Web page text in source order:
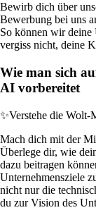
Bewirb dich über
Bewerbung bei uns
So können wir deine
vergiss nicht, deine
Wie man sich
AI vorbereitet
✨Verstehe die Wolt-
Mach dich mit der
Überlege dir, wie
dazu beitragen
Unternehmensziele
nicht nur die
du zur Vision des